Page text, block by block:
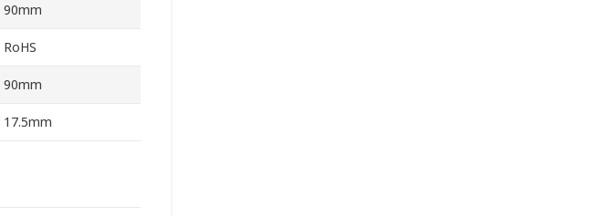
90mm
RoHS
90mm
17.5mm